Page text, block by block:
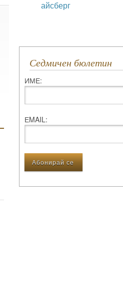
айсберг
Седмичен бюлетин
ИМЕ:
ЕMAIL: